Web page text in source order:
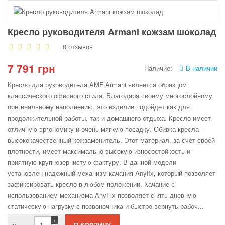
Кресло руководителя Armani кожзам шоколад
0 отзывов
7 791 грн Наличие:
В наличии
Кресло для руководителя AMF Armani является образцом
классического офисного стиля. Благодаря своему многослойному
оригинальному наполнению, это изделие подойдет как для
продолжительной работы, так и домашнего отдыха. Кресло имеет
отличную эргономику и очень мягкую посадку. Обивка кресла -
высококачественный кожзаменитель. Этот материал, за счет своей
плотности, имеет максимально высокую износостойкость и
приятную крупнозернистую фактуру. В данной модели
установлен надежный механизм качания Anyfix, который позволяет
зафиксировать кресло в любом положении. Качание с
использованием механизма AnyFix позволяет снять дневную
статическую нагрузку с позвоночника и быстро вернуть рабоч...
+